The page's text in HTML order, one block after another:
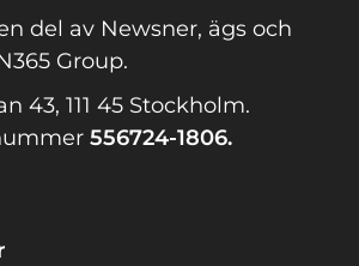
del av Newsner, ägs och
Group.
43, 111 45 Stockholm.
556724-1806.